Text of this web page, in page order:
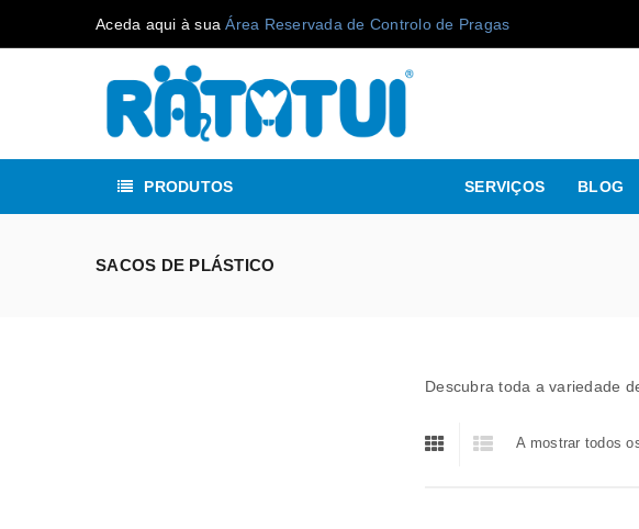
Aceda aqui à suaÁrea Reservada de Controlo de Pragas
PRODUTOS SERVIÇOS BLOG
SACOS DE PLÁSTICO
Descubra toda a variedade
A mostrar todos